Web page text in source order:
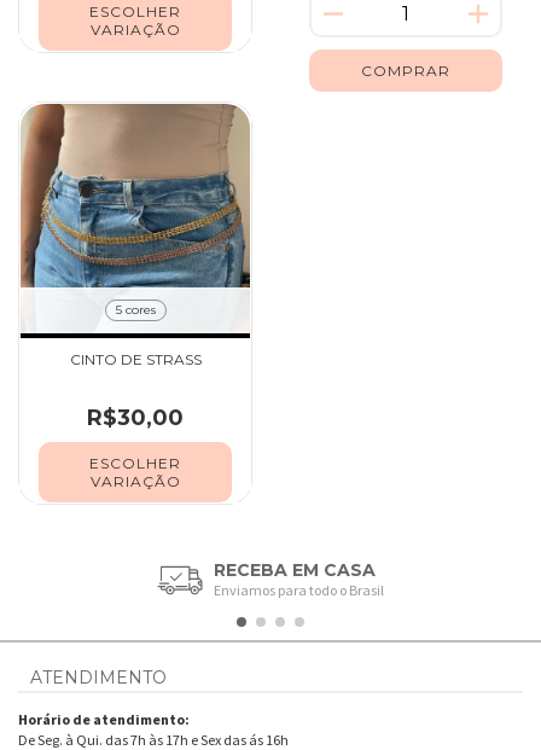
ESCOLHER
VARIAÇÃO
5 cores
CINTO DE STRASS
R$30,00
ESCOLHER
VARIAÇÃO
RECEBA EM CASA
Enviamos para todo o Brasil
ATENDIMENTO
Horário de atendimento:
De Seg. à Qui. das 7h às 17h e Sex das ás 16h